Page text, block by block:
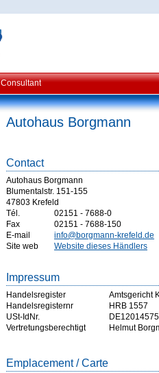
Consultant
Autohaus Borgmann
Contact
Autohaus Borgmann
Blumentalstr. 151-155
47803 Krefeld
Tél.
02151 - 7688-0
Fax
02151 - 7688-150
E-mail
info@borgmann-krefeld.de
Site web
Website dieses Händlers
Impressum
Handelsregister
Amtsgericht
Handelsregisternr
HRB 1557
USt-IdNr.
Vertretungsberechtigt
Helmut
Emplacement / Carte